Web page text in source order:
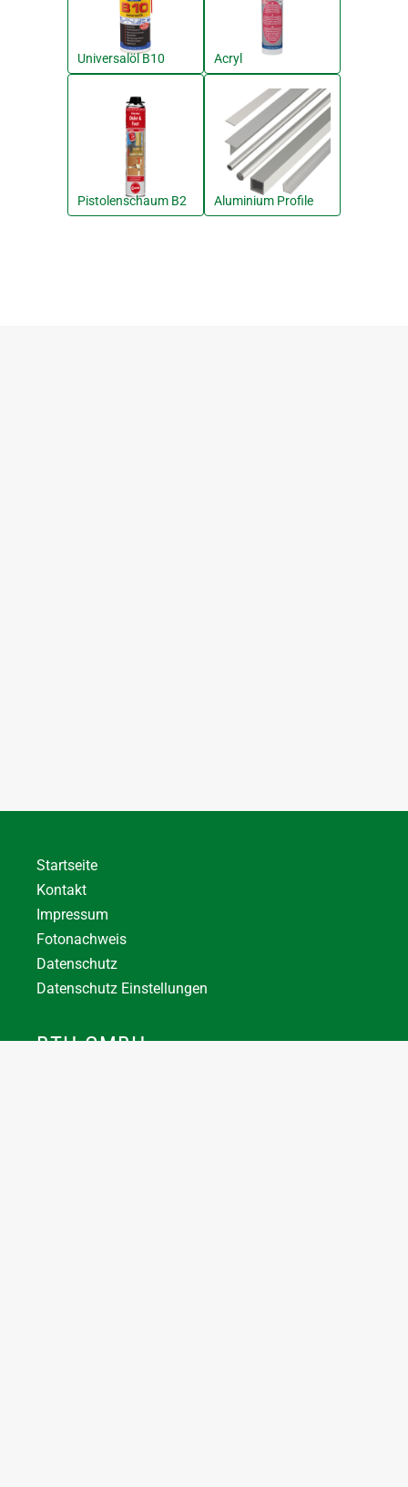
Universalöl B10 Acryl
Pistolenschaum B2 Aluminium Profile
Startseite
Kontakt
Impressum
Fotonachweis
Datenschutz
Datenschutz Einstellungen
BTH GMBH